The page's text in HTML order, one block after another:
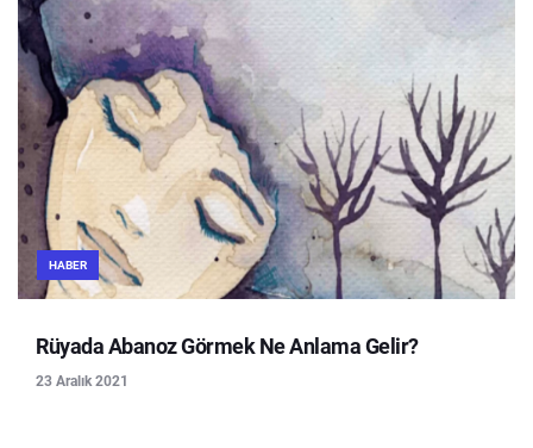
HABER
Rüyada Abanoz Görmek Ne Anlama Gelir?
23 Aralık 2021